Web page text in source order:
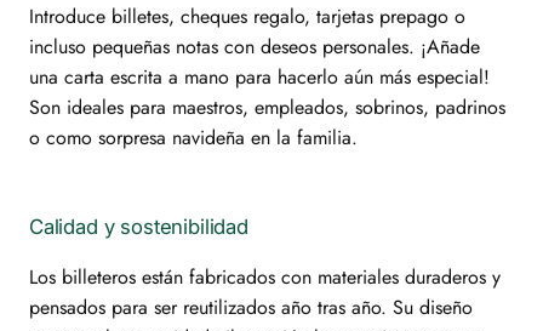
Introduce billetes, cheques regalo, tarjetas prepago o
incluso pequeñas notas con deseos personales. ¡Añade
una carta escrita a mano para hacerlo aún más especial!
Son ideales para maestros, empleados, sobrinos, padrinos
o como sorpresa navideña en la familia.
Calidad y sostenibilidad
Los billeteros están fabricados con materiales duraderos y
pensados para ser reutilizados año tras año. Su diseño